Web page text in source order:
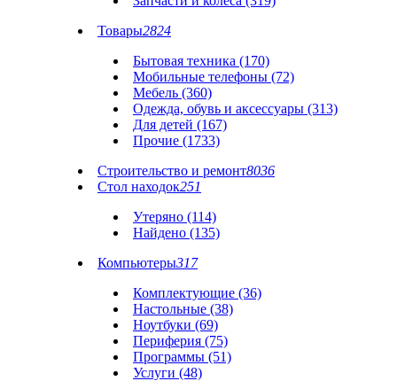
Товары2824
Бытовая техника (170)
Мобильные телефоны (72)
Мебель (360)
Одежда, обувь и аксессуары (313)
Для детей (167)
Прочие (1733)
Строительство и ремонт8036
Стол находок251
Утеряно (114)
Найдено (135)
Компьютеры317
Комплектующие (36)
Настольные (38)
Ноутбуки (69)
Периферия (75)
Программы (51)
Услуги (48)